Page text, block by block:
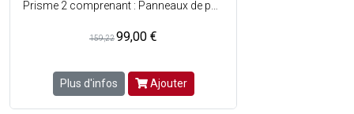
159,2299,00 €
Plus d'infos Ajouter